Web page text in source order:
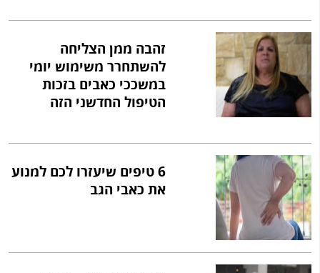
זהבה ממן הצליחה
להשתחרר משימוש יומי
במשככי כאבים בזכות
הטיפול החדשני הזה
6 טיפים שיעזרו לכם למנוע
את כאבי הגב